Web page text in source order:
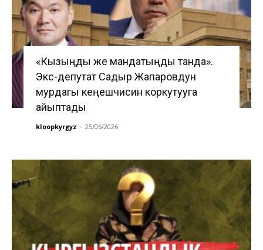
«Кызыңды же мандатыңды танда».
Экс-депутат Садыр Жапаровдун
мурдагы кеңешчисин коркутууга
айыптады
kloopkyrgyz - 25/06/2026